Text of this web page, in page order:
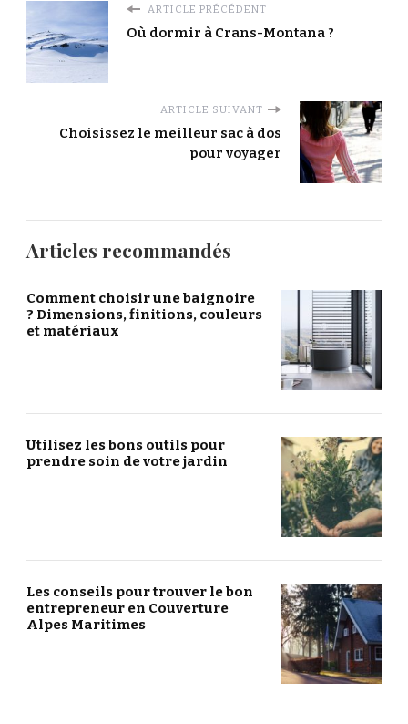
ARTICLE PRÉCÉDENT
Où dormir à Crans-Montana ?
ARTICLE SUIVANT
Choisissez le meilleur sac à dos
pour voyager
Articles recommandés
Comment choisir une baignoire
? Dimensions, finitions, couleurs
et matériaux
Utilisez les bons outils pour
prendre soin de votre jardin
Les conseils pour trouver le bon
entrepreneur en Couverture
Alpes Maritimes